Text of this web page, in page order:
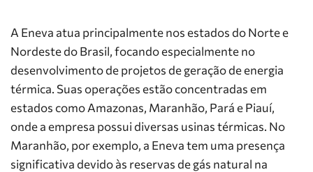
A Eneva atua principalmente nos estados do Norte e
Nordeste do Brasil, focando especialmente no
desenvolvimento de projetos de geração de energia
térmica. Suas operações estão concentradas em
estados como Amazonas, Maranhão, Pará e Piauí,
onde a empresa possui diversas usinas térmicas. No
Maranhão, por exemplo, a Eneva tem uma presença
significativa devido às reservas de gás natural na